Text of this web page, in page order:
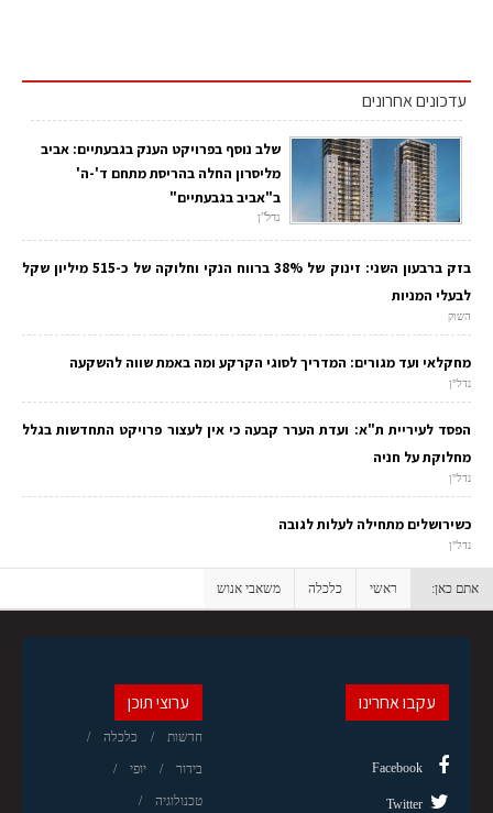
עדכונים אחרונים
שלב נוסף בפרויקט הענק בגבעתיים: אביב
מליסרון החלה בהריסת מתחם ד'-ה'
ב"אביב בגבעתיים"
נדל"ן
בזק ברבעון השני: זינוק של 38% ברווח הנקי וחלוקה של כ-515 מיליון שקל
לבעלי המניות
השוק
מחקלאי ועד מגורים: המדריך לסוגי הקרקע ומה באמת שווה להשקעה
נדל"ן
הפסד לעיריית ת"א: ועדת הערר קבעה כי אין לעצור פרויקט התחדשות בגלל
מחלוקת על חניה
נדל"ן
כשירושלים מתחילה לעלות לגובה
נדל"ן
אתם כאן: ראשי כלכלה משאבי אנוש
ערוצי תוכן
חדשות כלכלה
בידור יופי
טכנולוגיה
עקבו אחרינו
Facebook
Twitter